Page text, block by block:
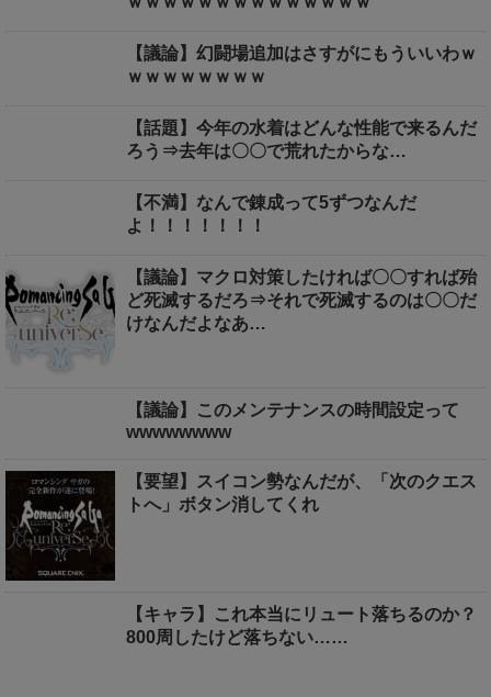
【議論】幻闘場追加はさすがにもういいわｗ
ｗｗｗｗｗｗｗｗ
【話題】今年の水着はどんな性能で来るんだ
ろう⇒去年は〇〇で荒れたからな…
【不満】なんで錬成って5ずつなんだ
よ！！！！！！！
【議論】マクロ対策したければ〇〇すれば殆
ど死滅するだろ⇒それで死滅するのは〇〇だ
けなんだよなあ…
【議論】このメンテナンスの時間設定って
wwwwwwww
【要望】スイコン勢なんだが、「次のクエス
トへ」ボタン消してくれ
【キャラ】これ本当にリュート落ちるのか？
800周したけど落ちない……